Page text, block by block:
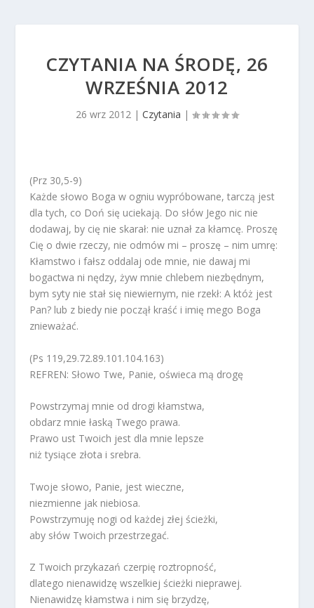
CZYTANIA NA ŚRODĘ, 26
WRZEŚNIA 2012
26 wrz 2012 | Czytania |
(Prz 30,5-9)
Każde słowo Boga w ogniu wypróbowane, tarczą jest
dla tych, co Doń się uciekają. Do słów Jego nic nie
dodawaj, by cię nie skarał: nie uznał za kłamcę. Proszę
Cię o dwie rzeczy, nie odmów mi – proszę – nim umrę:
Kłamstwo i fałsz oddalaj ode mnie, nie dawaj mi
bogactwa ni nędzy, żyw mnie chlebem niezbędnym,
bym syty nie stał się niewiernym, nie rzekł: A któż jest
Pan? lub z biedy nie począł kraść i imię mego Boga
znieważać.
(Ps 119,29.72.89.101.104.163)
REFREN: Słowo Twe, Panie, oświeca mą drogę
Powstrzymaj mnie od drogi kłamstwa,
obdarz mnie łaską Twego prawa.
Prawo ust Twoich jest dla mnie lepsze
niż tysiące złota i srebra.
Twoje słowo, Panie, jest wieczne,
niezmienne jak niebiosa.
Powstrzymuję nogi od każdej złej ścieżki,
aby słów Twoich przestrzegać.
Z Twoich przykazań czerpię roztropność,
dlatego nienawidzę wszelkiej ścieżki nieprawej.
Nienawidzę kłamstwa i nim się brzydzę,